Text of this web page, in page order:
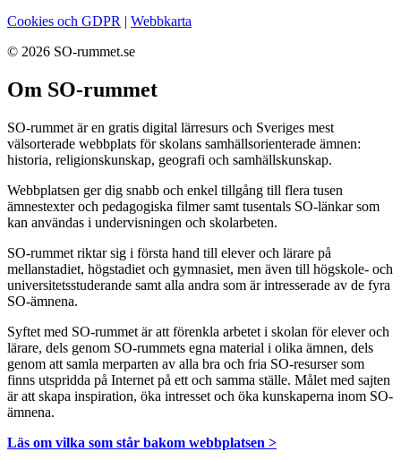
Cookies och GDPR | Webbkarta
© 2026 SO-rummet.se
Om SO-rummet
SO-rummet är en gratis digital lärresurs och Sveriges mest
välsorterade webbplats för skolans samhällsorienterade ämnen:
historia, religionskunskap, geografi och samhällskunskap.
Webbplatsen ger dig snabb och enkel tillgång till flera tusen
ämnestexter och pedagogiska filmer samt tusentals SO-länkar som
kan användas i undervisningen och skolarbeten.
SO-rummet riktar sig i första hand till elever och lärare på
mellanstadiet, högstadiet och gymnasiet, men även till högskole- och
universitetsstuderande samt alla andra som är intresserade av de fyra
SO-ämnena.
Syftet med SO-rummet är att förenkla arbetet i skolan för elever och
lärare, dels genom SO-rummets egna material i olika ämnen, dels
genom att samla merparten av alla bra och fria SO-resurser som
finns utspridda på Internet på ett och samma ställe. Målet med sajten
är att skapa inspiration, öka intresset och öka kunskaperna inom SO-
ämnena.
Läs om vilka som står bakom webbplatsen >